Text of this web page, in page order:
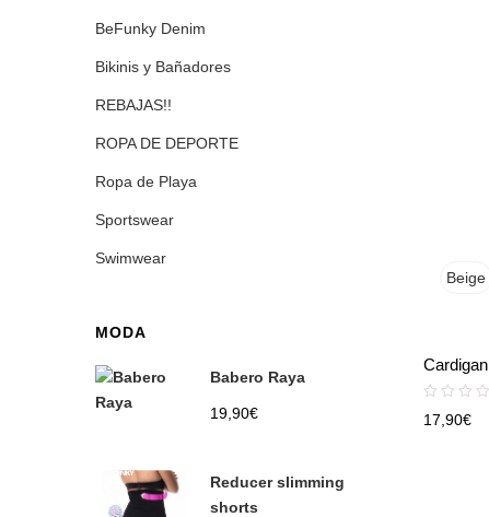
Beige
Cardigan
17,90€
BeFunky Denim
Bikinis y Bañadores
REBAJAS!!
ROPA DE DEPORTE
Ropa de Playa
Sportswear
Swimwear
MODA
Babero Raya
19,90€
Reducer slimming
shorts